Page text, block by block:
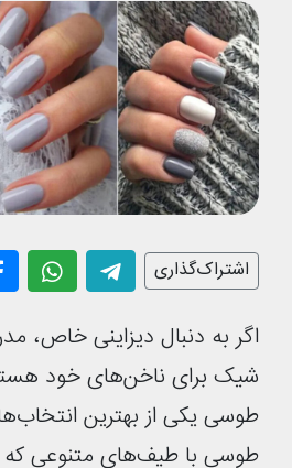
اشتراک‌گذاری
اگر به دنبال دیزاینی خاص،
شیک برای ناخن‌های خود
طوسی یکی از بهترین
طوسی با طیف‌های متنوعی که